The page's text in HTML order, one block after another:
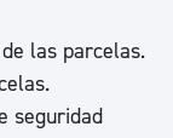
las parcelas.
seguridad